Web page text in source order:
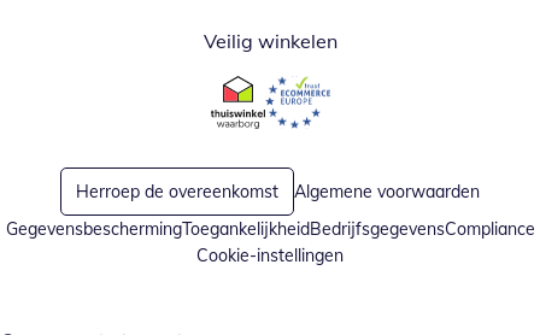
Veilig winkelen
Opent in nieuw venster
Opent in nieuw venster
Herroep de overeenkomst
Algemene voorwaarden
GegevensbeschermingToegankelijkheidBedrijfsgegevensCompliance
Cookie-instellingen